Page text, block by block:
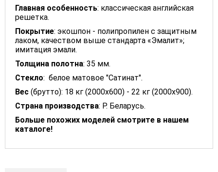
Главная особенность: классическая английская
решетка.
Покрытие: экошпон - полипропилен с защитным
лаком, качеством выше стандарта «Эмалит»;
имитация эмали.
Толщина полотна: 35 мм.
Стекло: белое матовое "Сатинат".
Вес (брутто): 18 кг (2000х600) - 22 кг (2000х900).
Страна производства: Р. Беларусь.
Больше похожих моделей смотрите в нашем
каталоге!